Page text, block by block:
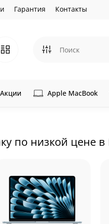
Гарантия Контакты
Акции Apple MacBook
по низкой цене